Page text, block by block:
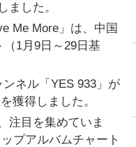
ました。
Me More」は、中国
1月9日～29日基
ネル「YES 933」が
獲得しました。
注目を集めていま
プアルバムチャート